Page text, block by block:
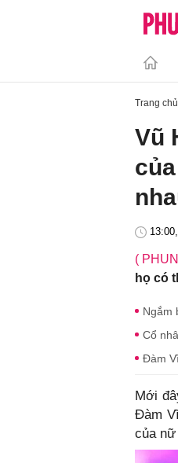
Trang chủ
Vũ
(
họ có
Ngắm
Cổ
Đàm
Mới
Đàm
của